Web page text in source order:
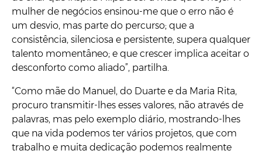
mulher de negócios ensinou-me que o erro não é
um desvio, mas parte do percurso; que a
consistência, silenciosa e persistente, supera qualquer
talento momentâneo; e que crescer implica aceitar o
desconforto como aliado”, partilha.
“Como mãe do Manuel, do Duarte e da Maria Rita,
procuro transmitir-lhes esses valores, não através de
palavras, mas pelo exemplo diário, mostrando-lhes
que na vida podemos ter vários projetos, que com
trabalho e muita dedicação podemos realmente